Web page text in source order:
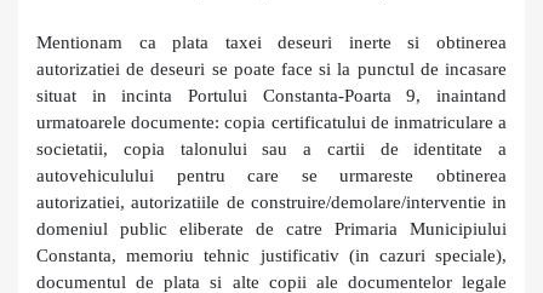
Mentionam ca plata taxei deseuri inerte si obtinerea
autorizatiei de deseuri se poate face si la punctul de incasare
situat in incinta Portului Constanta-Poarta 9, inaintand
urmatoarele documente: copia certificatului de inmatriculare a
societatii, copia talonului sau a cartii de identitate a
autovehiculului pentru care se urmareste obtinerea
autorizatiei, autorizatiile de construire/demolare/interventie in
domeniul public eliberate de catre Primaria Municipiului
Constanta, memoriu tehnic justificativ (in cazuri speciale),
documentul de plata si alte copii ale documentelor legale